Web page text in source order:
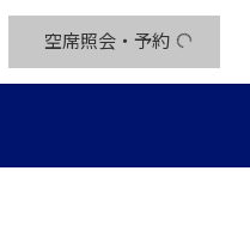
空席照会・予約